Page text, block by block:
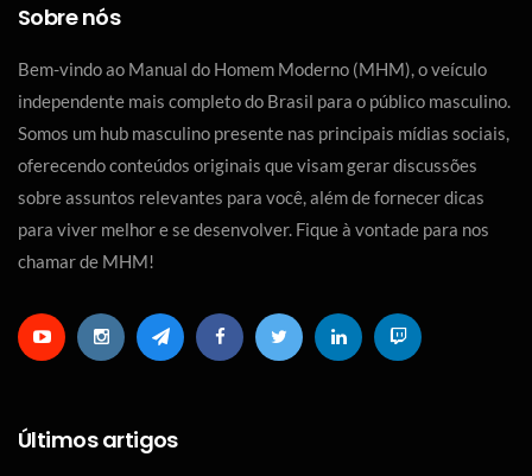
Sobre nós
Bem-vindo ao Manual do Homem Moderno (MHM), o veículo
independente mais completo do Brasil para o público masculino.
Somos um hub masculino presente nas principais mídias sociais,
oferecendo conteúdos originais que visam gerar discussões
sobre assuntos relevantes para você, além de fornecer dicas
para viver melhor e se desenvolver. Fique à vontade para nos
chamar de MHM!
Últimos artigos